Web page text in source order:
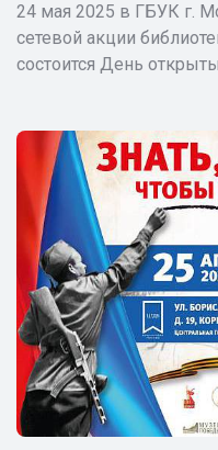
24 мая 2025 в ГБУК г.
сетевой акции
состоится День